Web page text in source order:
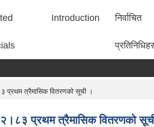
Introduction निर्वाचित
प्रथम त्रैमासिक वितरणको सूची ।
प्रथम त्रैमासिक वितरणको